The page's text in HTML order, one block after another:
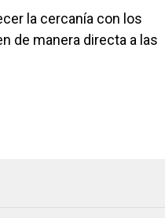
la cercanía con los
de manera directa a las